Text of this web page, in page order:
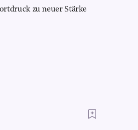
zu neuer Stärke